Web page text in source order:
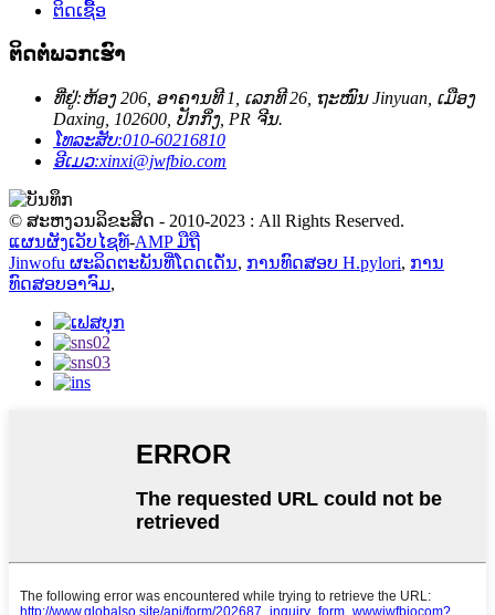
ຕິດເຊື້ອ
ຕິດ​ຕໍ່​ພວກ​ເຮົາ
ທີ່ຢູ່:ຫ້ອງ 206, ອາຄານທີ 1, ເລກທີ 26, ຖະໜົນ Jinyuan, ເມືອງ
Daxing, 102600, ປັກກິ່ງ, PR ຈີນ.
ໂທລະສັບ:010-60216810
ອີເມວ:xinxi@jwfbio.com
© ສະຫງວນລິຂະສິດ - 2010-2023 : All Rights Reserved.
ແຜນຜັງເວັບໄຊທ໌-AMP ມືຖື
Jinwofu ຜະລິດຕະພັນທີ່ໂດດເດັ່ນ, ການທົດສອບ H.pylori, ການ
ທົດສອບອາຈົມ,